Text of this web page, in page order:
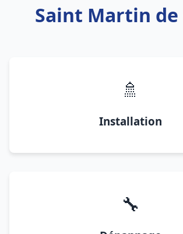
Saint Martin de
🚿
Installation
🔧